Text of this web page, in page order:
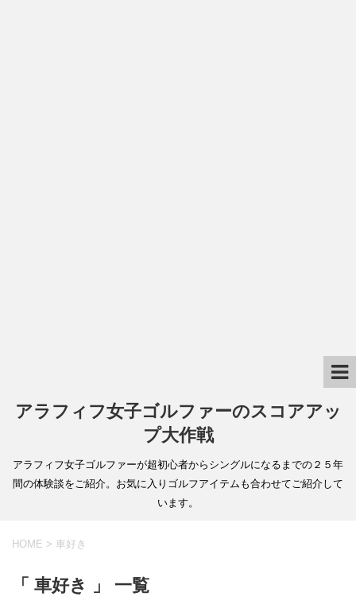
アラフィフ女子ゴルファーのスコアアッ
プ大作戦
アラフィフ女子ゴルファーが超初心者からシングルになるまでの２５年
間の体験談をご紹介。お気に入りゴルフアイテムも合わせてご紹介して
います。
HOME > 車好き
「 車好き 」 一覧